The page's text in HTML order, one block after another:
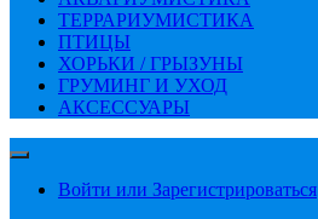
ТЕРРАРИУМИСТИКА
ПТИЦЫ
ХОРЬКИ / ГРЫЗУНЫ
ГРУМИНГ И УХОД
АКСЕССУАРЫ
Войти или Зарегистрироваться